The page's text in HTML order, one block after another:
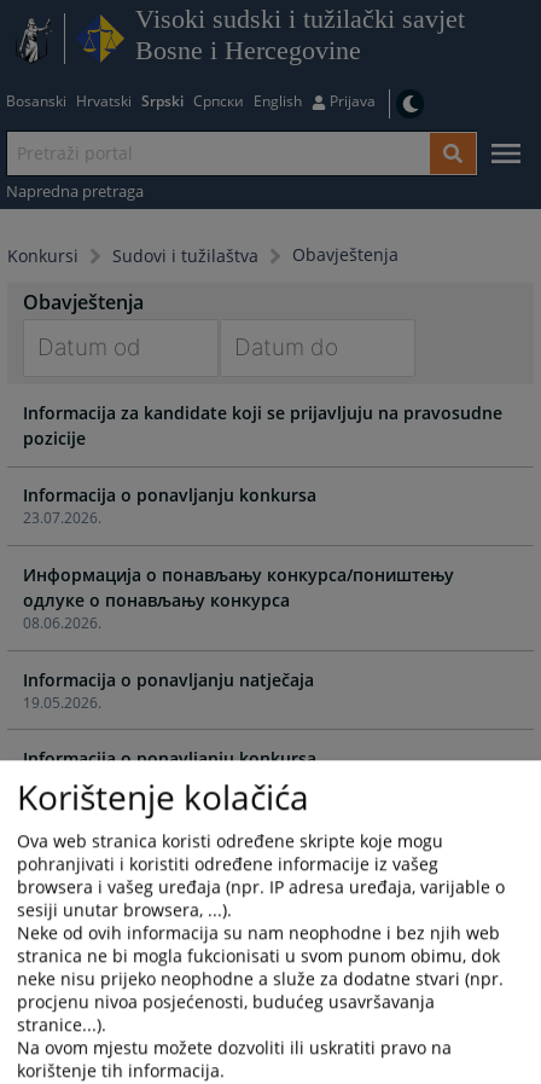
Visoki sudski i tužilački savjet
Bosne i Hercegovine
Bosanski Hrvatski Srpski Српски English Prijava
Napredna pretraga
Konkursi Sudovi i tužilaštva Obavještenja
Obavještenja
forward
to
interact
with
the
calendar
and
select
a
date.
Press
the
question
mark
key
to
get
the
keyboard
shortcuts
for
changing
dates.
forward
interact
with
calendar
and
select
date.
Press
question
mark
key
to
get
the
keyboard
shortcuts
for
changing
dates.
Informacija za kandidate koji se prijavljuju na pravosudne
pozicije
23.07.2026.
Informacija o ponavljanju konkursa
08.06.2026.
Информација о понављању конкурса/поништењу
одлуке о понављању конкурса
19.05.2026.
Informacija o ponavljanju natječaja
17.04.2026.
Informacija o ponavljanju konkursa
02.04.2026.
Informacija o ponavljanju konkursa
13.03.2026.
Informacija o ponavljanju konkursa za četiri pozicije suca
Kantonalnog suda u Sarajevu i četiri pozicije suca
Okružnog suda u Banja Luci
17.02.2026.
Informacija o ponavljanju konkursa
Korištenje kolačića
Ova web stranica koristi određene skripte koje mogu
pohranjivati i koristiti određene informacije iz vašeg
browsera i vašeg uređaja (npr. IP adresa uređaja, varijable o
sesiji unutar browsera, ...).
Neke od ovih informacija su nam neophodne i bez njih web
stranica ne bi mogla fukcionisati u svom punom obimu, dok
neke nisu prijeko neophodne a služe za dodatne stvari (npr.
procjenu nivoa posjećenosti, budućeg usavršavanja
stranice...).
Na ovom mjestu možete dozvoliti ili uskratiti pravo na
korištenje tih informacija.